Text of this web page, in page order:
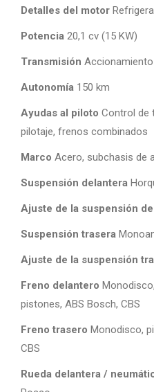
Detalles del motor
Potencia 20,1 cv (15 KW)
Transmisión
Autonomía 150 km
Ayudas al piloto Control de
pilotaje, frenos combinados
Marco Acero, subchasis de
Suspensión delantera
Ajuste de la suspensión
Suspensión trasera
Ajuste de la suspensión
Freno delantero
pistones, ABS Bosch, CBS
Freno trasero Monodisco,
CBS
Rueda delantera /